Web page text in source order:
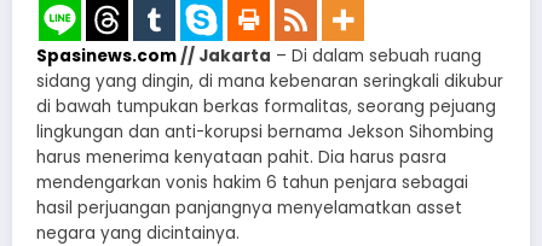
Spasinews.com// Jakarta – Di dalam sebuah ruang
sidang yang dingin, di mana kebenaran seringkali dikubur
di bawah tumpukan berkas formalitas, seorang pejuang
lingkungan dan anti-korupsi bernama Jekson Sihombing
harus menerima kenyataan pahit. Dia harus pasra
mendengarkan vonis hakim 6 tahun penjara sebagai
hasil perjuangan panjangnya menyelamatkan asset
negara yang dicintainya.